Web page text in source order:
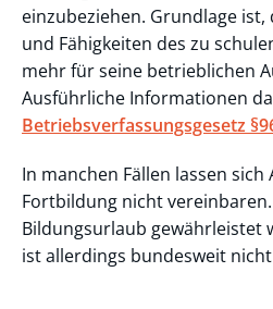
einzubeziehen. Grundlage ist,
und Fähigkeiten des zu
mehr für seine betrieblichen
Ausführliche Informationen
Betriebsverfassungsgesetz
In manchen Fällen lassen
Fortbildung nicht
Bildungsurlaub gewährleistet
ist allerdings bundesweit